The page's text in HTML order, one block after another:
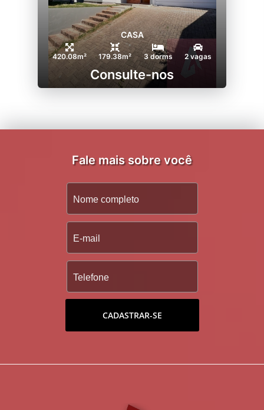
CASA
420.08m² 179.38m² 3 dorms 2 vagas
Consulte-nos
Fale mais sobre você
CADASTRAR-SE